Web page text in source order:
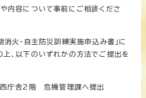
内容について事前にご相談くださ
消火・自主防災訓練実施申込み書」に
、以下のいずれかの方法でご提出を
庁舎2階 危機管理課へ提出